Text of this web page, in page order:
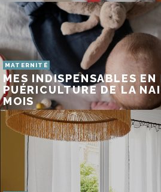
MATERNITÉ
MES INDISPENSABLES EN
PUÉRICULTURE DE LA
MOIS